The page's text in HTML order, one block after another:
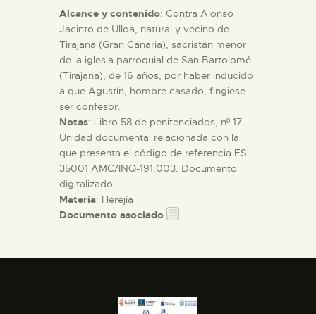
Alcance y contenido: Contra Alonso
Jacinto de Ulloa, natural y vecino de
Tirajana (Gran Canaria), sacristán menor
de la iglesia parroquial de San Bartolomé
(Tirajana), de 16 años, por haber inducido
a que Agustín, hombre casado, fingiese
ser confesor.
Notas: Libro 58 de penitenciados, nº 17.
Unidad documental relacionada con la
que presenta el código de referencia ES
35001 AMC/INQ-191.003. Documento
digitalizado.
Materia: Herejía
Documento asociado